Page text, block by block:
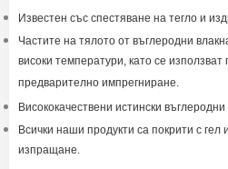
Известен със спестяване на тегло и
Частите на тялото от въглеродни
високи температури, като се
предварително импрегниране.
Висококачествени истински въглеродни
Всички наши продукти са покрити с гел
изпращане.